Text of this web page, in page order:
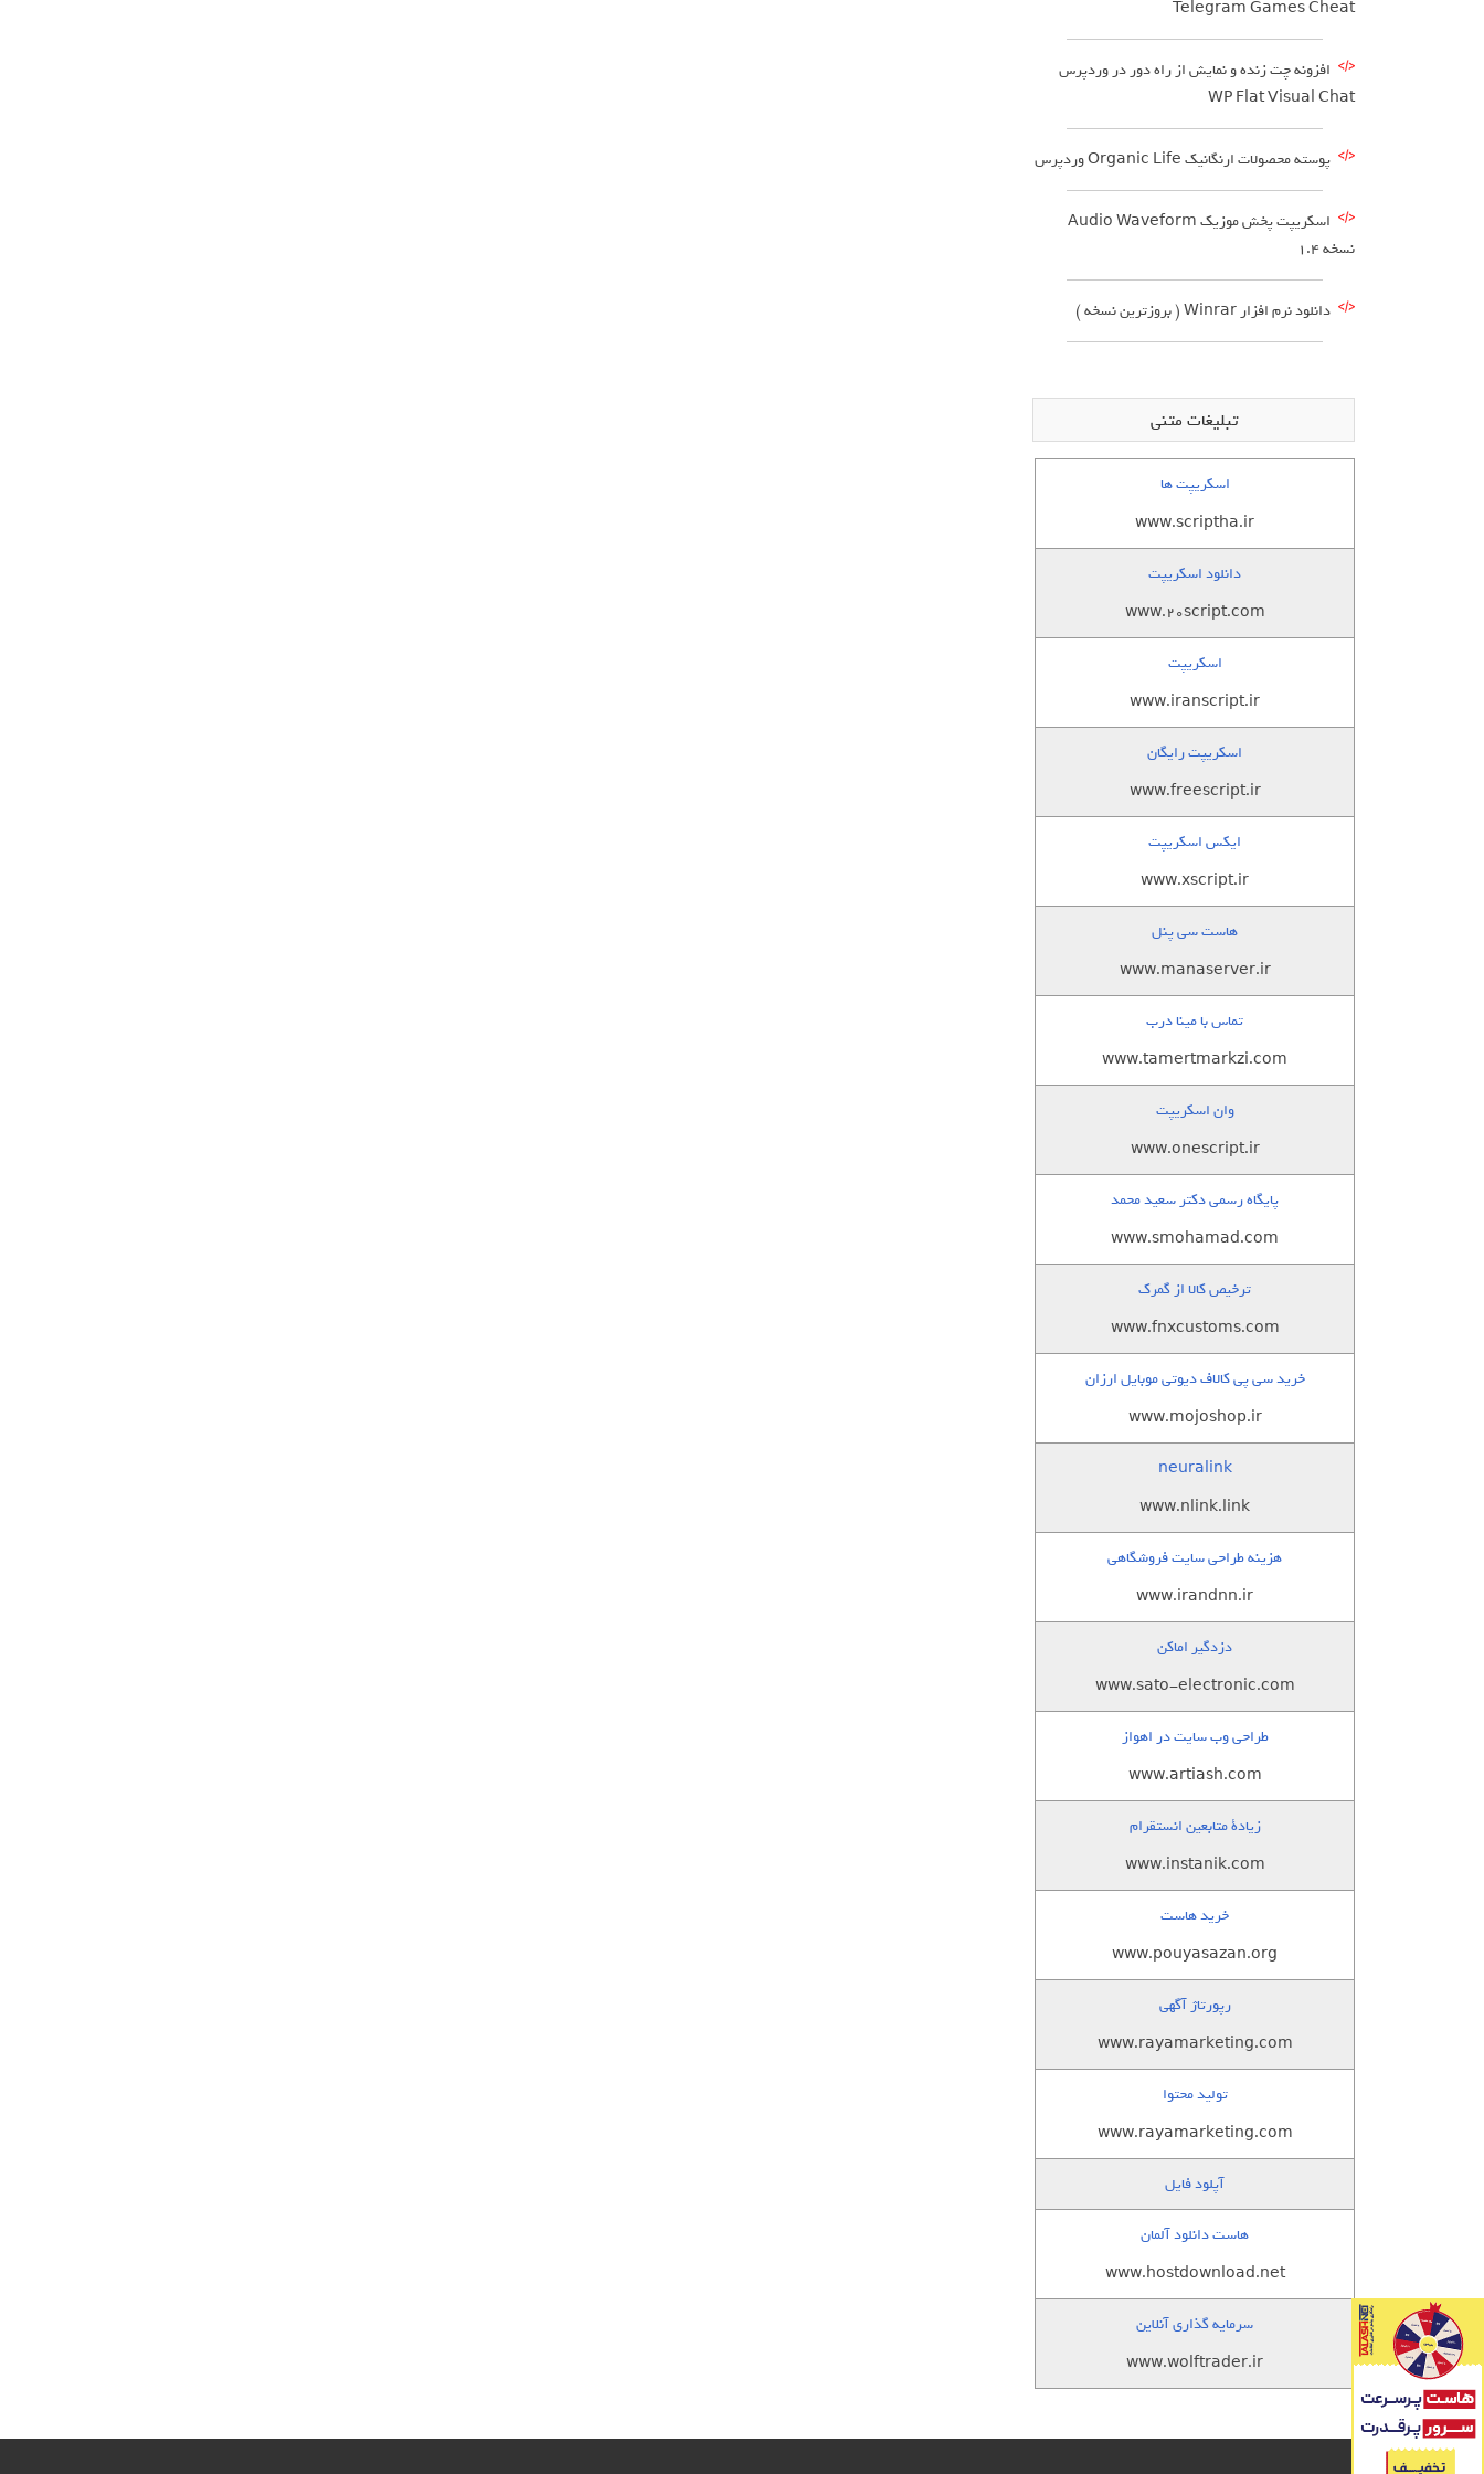
Telegram Games Cheat
افزونه چت زنده و نمایش از راه دور در وردپرس
WP Flat Visual Chat
پوسته محصولات ارنگانیک Organic Life وردپرس
اسکریپت پخش موزیک Audio Waveform
نسخه 1.4
دانلود نرم افزار Winrar ( بروزترین نسخه )
تبلیغات متنی
اسکریپت ها
www.scriptha.ir
دانلود اسکریپت
www.20script.com
اسکریپت
www.iranscript.ir
اسکریپت رایگان
www.freescript.ir
ایکس اسکریپت
www.xscript.ir
هاست سی پنل
www.manaserver.ir
تماس با مینا درب
www.tamertmarkzi.com
وان اسکریپت
www.onescript.ir
پایگاه رسمی دکتر سعید محمد
www.smohamad.com
ترخیص کالا از گمرک
www.fnxcustoms.com
خرید سی پی کالاف دیوتی موبایل ارزان
www.mojoshop.ir
neuralink
www.nlink.link
هزینه طراحی سایت فروشگاهی
www.irandnn.ir
دزدگیر اماکن
www.sato-electronic.com
طراحی وب سایت در اهواز
www.artiash.com
زيادة متابعين انستقرام
www.instanik.com
خرید هاست
www.pouyasazan.org
رپورتاژ آگهی
www.rayamarketing.com
تولید محتوا
www.rayamarketing.com
آپلود فایل
هاست دانلود آلمان
www.hostdownload.net
سرمایه گذاری آنلاین
www.wolftrader.ir